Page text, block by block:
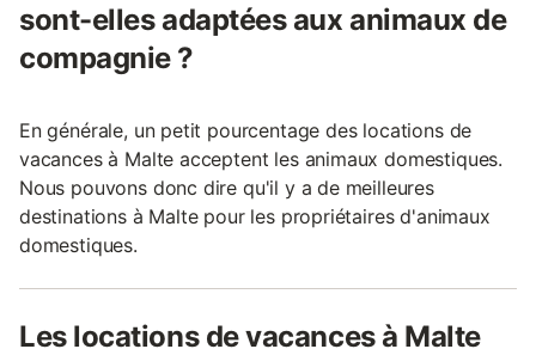
sont-elles adaptées aux animaux de
compagnie ?
En générale, un petit pourcentage des locations de
vacances à Malte acceptent les animaux domestiques.
Nous pouvons donc dire qu'il y a de meilleures
destinations à Malte pour les propriétaires d'animaux
domestiques.
Les locations de vacances à Malte